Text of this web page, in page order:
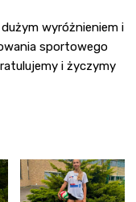
wyróżnieniem i
sportowego
i życzymy